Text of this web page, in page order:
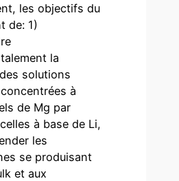
les objectifs du
de: 1)
la
solutions
à
de Mg par
à base de Li,
les
se produisant
et aux